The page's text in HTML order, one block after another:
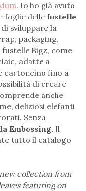
. Io ho già avuto
foglie delle fustelle
sviluppare la
packaging,
Bigz, come
adatte a
cartoncino fino a
di creare
anche
deliziosi elefanti
Senza
Embossing. Il
tutto il catalogo
collection from
featuring on